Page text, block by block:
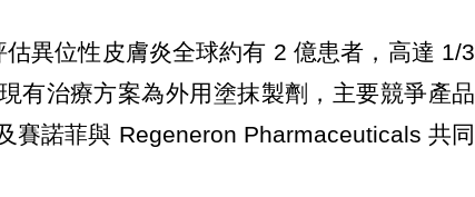
異位性皮膚炎全球約有 2 億患者，高達 1/3
有治療方案為外用塗抹製劑，主要競爭產品
賽諾菲與 Regeneron Pharmaceuticals 共同